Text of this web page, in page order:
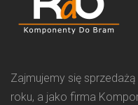
Zajmujemy się
roku, a jako firma